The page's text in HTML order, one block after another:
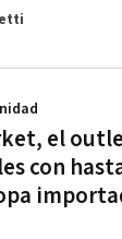
el
con